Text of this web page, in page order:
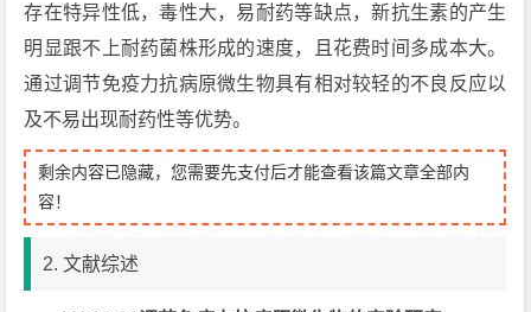
存在特异性低，毒性大，易耐药等缺点，新抗生素的产生
明显跟不上耐药菌株形成的速度，且花费时间多成本大。
通过调节免疫力抗病原微生物具有相对较轻的不良反应以
及不易出现耐药性等优势。
剩余内容已隐藏，您需要先支付后才能查看该篇文章全部内
容！
2. 文献综述